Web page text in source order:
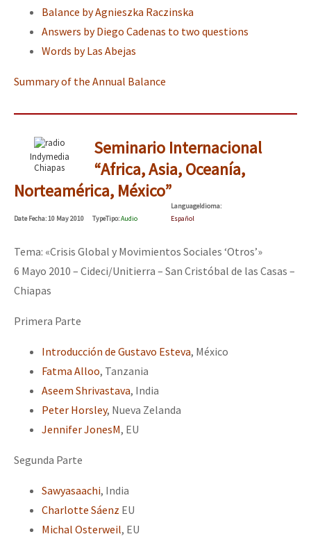
Balance by Agnieszka Raczinska
Answers by Diego Cadenas to two questions
Words by Las Abejas
Summary of the Annual Balance
Indymedia
Chiapas
Seminario Internacional
“Africa, Asia, Oceanía,
Norteamérica, México”
DateFecha: 10 May 2010 TypeTipo:Audio
LanguageIdioma:
Español
Tema: «Crisis Global y Movimientos Sociales ‘Otros’»
6 Mayo 2010 – Cideci/Unitierra – San Cristóbal de las Casas –
Chiapas
Primera Parte
Introducción de Gustavo Esteva, México
Fatma Alloo, Tanzania
Aseem Shrivastava, India
Peter Horsley, Nueva Zelanda
Jennifer JonesM, EU
Segunda Parte
Sawyasaachi, India
Charlotte Sáenz EU
Michal Osterweil, EU